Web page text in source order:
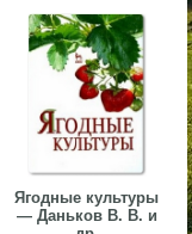
Ягодные культуры
— Даньков В. В. и